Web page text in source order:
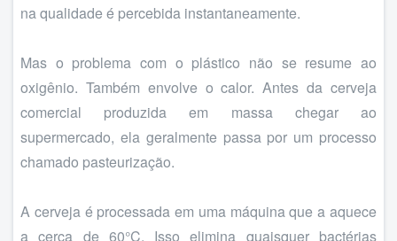
na qualidade é percebida instantaneamente.
Mas o problema com o plástico não se resume ao
oxigênio. Também envolve o calor. Antes da cerveja
comercial produzida em massa chegar ao
supermercado, ela geralmente passa por um processo
chamado pasteurização.
A cerveja é processada em uma máquina que a aquece
a cerca de 60°C. Isso elimina quaisquer bactérias